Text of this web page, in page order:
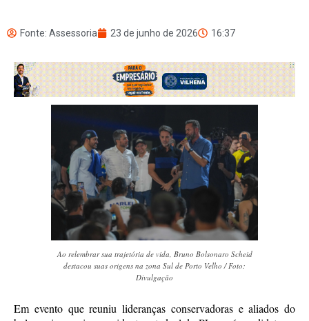
Fonte: Assessoria 23 de junho de 2026 16:37
Ao relembrar sua trajetória de vida, Bruno Bolsonaro Scheid
destacou suas origens na zona Sul de Porto Velho / Foto:
Divulgação
Em evento que reuniu lideranças conservadoras e aliados do